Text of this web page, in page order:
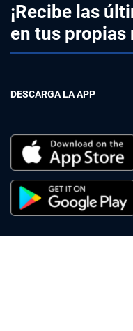
¡Recibe las
en tus propias
DESCARGA LA APP